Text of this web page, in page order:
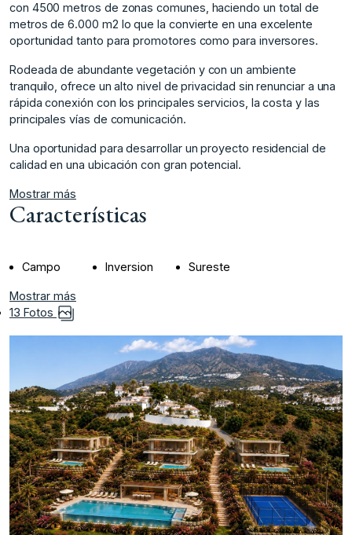
con 4500 metros de zonas comunes, haciendo un total de
metros de 6.000 m2 lo que la convierte en una excelente
oportunidad tanto para promotores como para inversores.
Rodeada de abundante vegetación y con un ambiente
tranquilo, ofrece un alto nivel de privacidad sin renunciar a ‌una
‌rápida ‌conexión ‌con ‌los principales servicios, ‌la ‌costa y las
‌principales ‌vías ‌de ‌comunicación.
Una ‌oportunidad ‌para desarrollar ‌un proyecto ‌residencial de
calidad ‌en ‌una ‌ubicación ‌con ‌gran ‌potencial.
Mostrar más
Características
Campo Inversion Sureste
Mostrar más
13 Fotos